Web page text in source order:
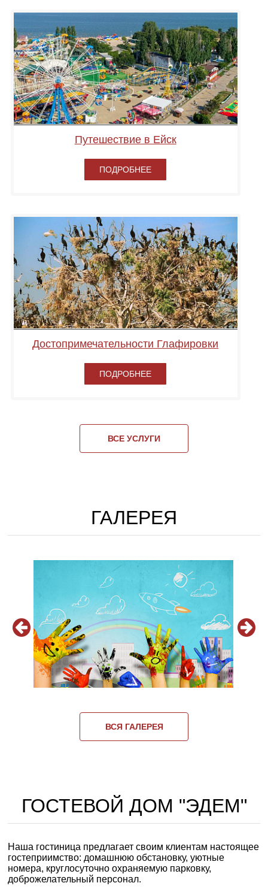
Путешествие в Ейск
ПОДРОБНЕЕ
Достопримечательности Глафировки
ПОДРОБНЕЕ
ВСЕ УСЛУГИ
ГАЛЕРЕЯ
ВСЯ ГАЛЕРЕЯ
ГОСТЕВОЙ ДОМ "ЭДЕМ"
Наша гостиница предлагает своим клиентам настоящее
гостеприимство: домашнюю обстановку, уютные
номера, круглосуточно охраняемую парковку,
доброжелательный персонал.